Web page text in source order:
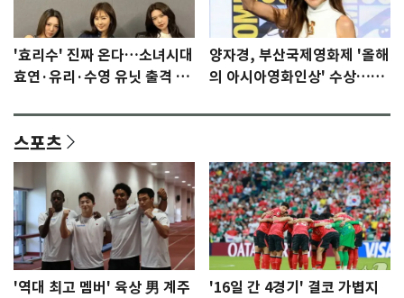
'효리수' 진짜 온다…소녀시대
효연·유리·수영 유닛 출격 [N
양자경, 부산국제영화제 '올해
의 아시아영화인상' 수상…15
스포츠
'역대 최고 멤버' 육상 男 계주
'16일 간 4경기' 결코 가볍지